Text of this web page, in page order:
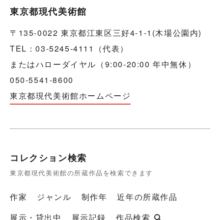
東京都現代美術館
〒135-0022 東京都江東区三好4-1-1(木場公園内)
TEL：03-5245-4111（代表）
またはハローダイヤル（9:00-20:00 年中無休）
050-5541-8600
東京都現代美術館ホームページ
コレクション検索
東京都現代美術館の所蔵作品を検索できます
作家 ジャンル 制作年
近年の所蔵作品
展示・貸出中
展示記録 作品検索